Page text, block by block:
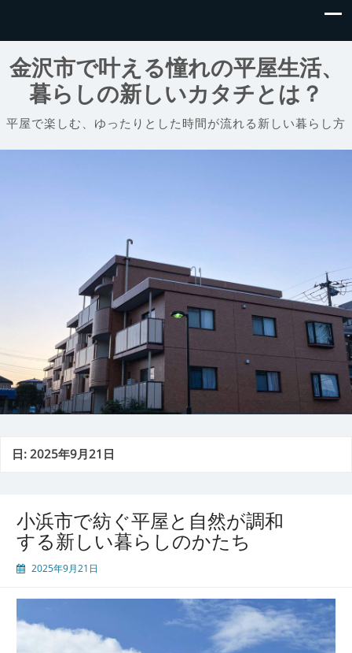
金沢市で叶える憧れの平屋生活、
暮らしの新しいカタチとは？
平屋で楽しむ、ゆったりとした時間が流れる新しい暮らし方
日:2025年9月21日
小浜市で紡ぐ平屋と自然が調和
する新しい暮らしのかたち
2025年9月21日